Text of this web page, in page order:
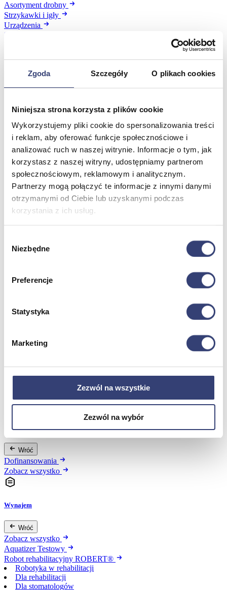
Zgoda Szczegóły O plikach cookies
Niniejsza strona korzysta z plików cookie
Wykorzystujemy pliki cookie do spersonalizowania treści
i reklam, aby oferować funkcje społecznościowe i
analizować ruch w naszej witrynie. Informacje o tym, jak
korzystasz z naszej witryny, udostępniamy partnerom
społecznościowym, reklamowym i analitycznym.
Partnerzy mogą połączyć te informacje z innymi danymi
otrzymanymi od Ciebie lub uzyskanymi podczas
korzystania z ich usług.
zgody
Niezbędne
Preferencje
Statystyka
Marketing
Zezwól na wszystkie
Zezwól na wybór
Asortyment drobny
Strzykawki i igły
Urządzenia
Zobacz wszystko
Wróć
Ciśnieniomierze
Inhalatory
Instrumenty diagnostyczne
Artykuły Przeciwodleżynowe
Stetoskopy
Termometry
Zobacz wszystko
Meble medyczne
Wróć
Pielęgnacja mebli
Parawany
Urządzenia
Dofinansowania
Wróć
Dofinansowania
Zobacz wszystko
Wynajem
Wróć
Zobacz wszystko
Aquatizer Testowy
Robot rehabilitacyjny ROBERT®
Robotyka w rehabilitacji
Dla rehabilitacji
Dla stomatologów